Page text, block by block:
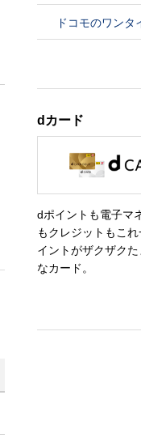
ドコモのワンタ
dカード
dポイントも電子マ
もクレジットもこ
イントがザクザクた
なカード。